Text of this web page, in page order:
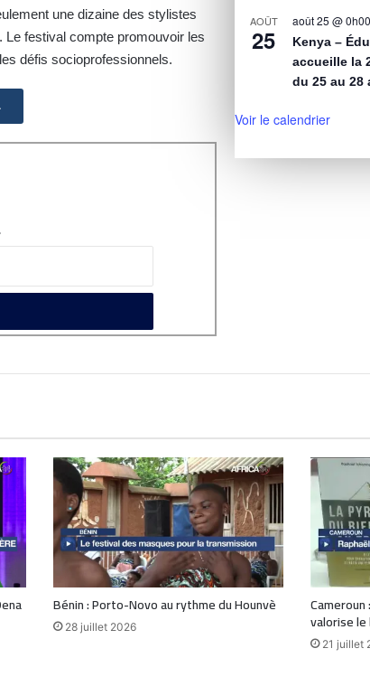
une dizaine des stylistes
Le festival compte promouvoir les
défis socioprofessionnels.
AOÛT
25
août 25 @ 0h00
Kenya –
accueille la
du 25 au 28
Voir le calendrier
Bénin : Porto-Novo au rythme du Hounvè
28 juillet 2026 valorise
21 juillet